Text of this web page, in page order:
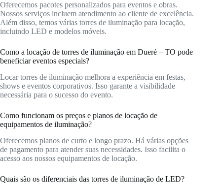
Oferecemos pacotes personalizados para eventos e obras.
Nossos serviços incluem atendimento ao cliente de excelência.
Além disso, temos várias torres de iluminação para locação,
incluindo LED e modelos móveis.
Como a locação de torres de iluminação em Dueré – TO pode
beneficiar eventos especiais?
Locar torres de iluminação melhora a experiência em festas,
shows e eventos corporativos. Isso garante a visibilidade
necessária para o sucesso do evento.
Como funcionam os preços e planos de locação de
equipamentos de iluminação?
Oferecemos planos de curto e longo prazo. Há várias opções
de pagamento para atender suas necessidades. Isso facilita o
acesso aos nossos equipamentos de locação.
Quais são os diferenciais das torres de iluminação de LED?